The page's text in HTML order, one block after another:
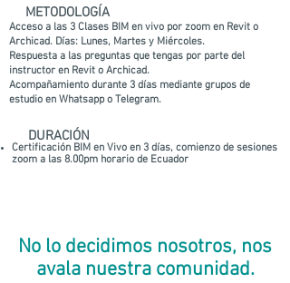
METODOLOGÍA
Acceso a las 3 Clases BIM en vivo por zoom en Revit o
Archicad. Días: Lunes, Martes y Miércoles.
Respuesta a las preguntas que tengas por parte del
instructor en Revit o Archicad.
Acompañamiento durante 3 días mediante grupos de
estudio en Whatsapp o Telegram.
DURACIÓN
Certificación BIM en Vivo en 3 días, comienzo de sesiones
zoom a las 8.00pm horario de Ecuador
No lo decidimos nosotros, nos
avala nuestra comunidad.